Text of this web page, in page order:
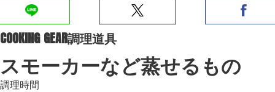
COOKING GEAR調理道具
スモーカーなど蒸せるもの
調理時間